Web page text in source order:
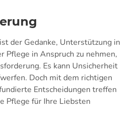
der Gedanke, Unterstützung in
Pflege in Anspruch zu nehmen,
Es kann Unsicherheit
Doch mit dem richtigen
Entscheidungen treffen
Pflege für Ihre Liebsten